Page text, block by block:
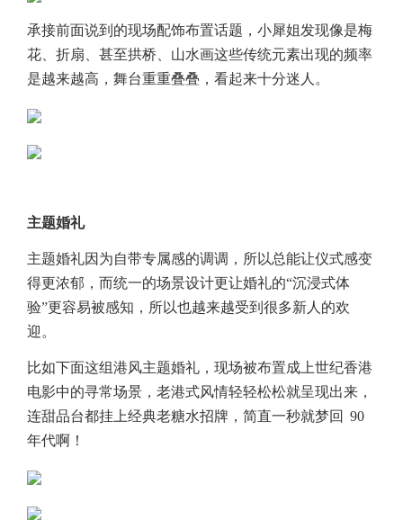
承接前面说到的现场配饰布置话题，小犀姐发现像是梅
花、折扇、甚至拱桥、山水画这些传统元素出现的频率
是越来越高，舞台重重叠叠，看起来十分迷人。
主题婚礼
主题婚礼因为自带专属感的调调，所以总能让仪式感变
得更浓郁，而统一的场景设计更让婚礼的“沉浸式体
验”更容易被感知，所以也越来越受到很多新人的欢
迎。
比如下面这组港风主题婚礼，现场被布置成上世纪香港
电影中的寻常场景，老港式风情轻轻松松就呈现出来，
连甜品台都挂上经典老糖水招牌，简直一秒就梦回 90
年代啊！